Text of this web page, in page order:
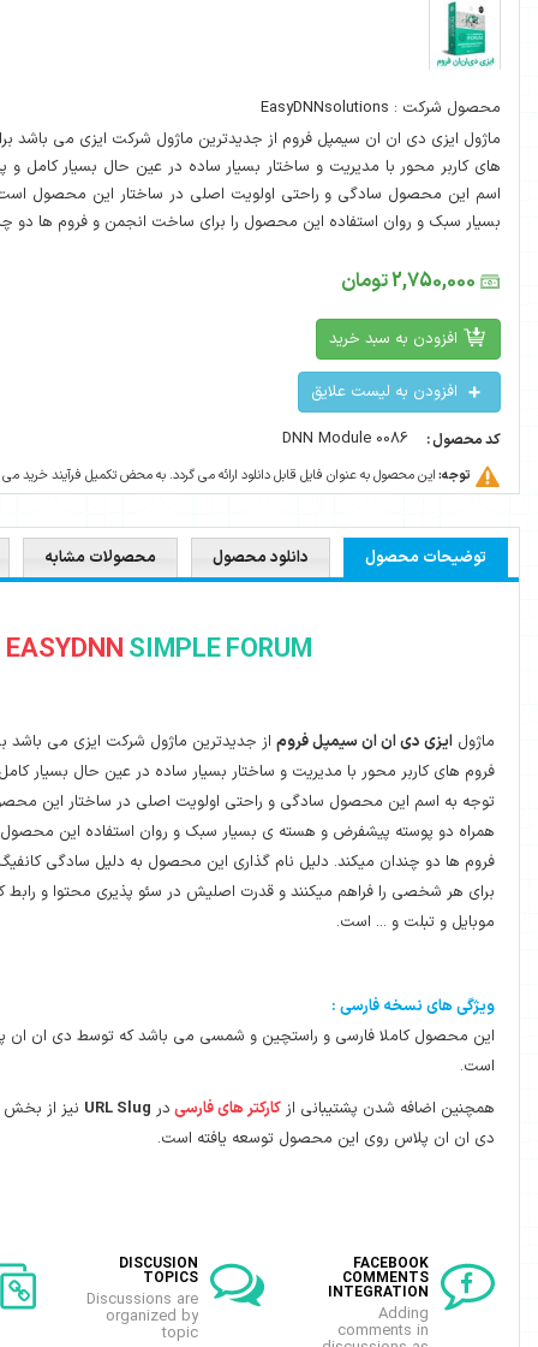
فروم از جدیدترین ماژول شرکت ایزی می باشد برای پیاده سازی انجمن و فروم
و ساختار بسیار ساده در عین حال بسیار کامل و پیشرفته می باشد. با توجه به
راحتی اولویت اصلی در ساختار این محصول است و ظاهری جذاب و هسته ی
این محصول را برای ساخت انجمن و فروم ها دو چندان میکند .
DNN
قابل دانلود ارائه می گردد. به محض تکمیل فرآیند خرید می توانید این محصول را دانلود کنید.
دانلود محصول محصولات مشابه نظر سنجی
EASYDNN
فروماز جدیدترین ماژول شرکت ایزی می باشد برای پیاده سازی انجمن و
و ساختار بسیار ساده در عین حال بسیار کامل و پیشرفته می باشد. با
و راحتی اولویت اصلی در ساختار این محصول است و ظاهری جذاب به
و هسته ی بسیار سبک و روان استفاده این محصول را برای ساخت انجمن و
فروم ها دو چندان میکند. دلیل نام گذاری این محصول به دلیل سادگی کانفیگ آن در کمتر از 10 دقیقه
و قدرت اصلیش در سئو پذیری محتوا و رابط کاربری جذاب و ساده در
و راستچین و شمسی می باشد که توسط دی ان ان پلاس بومی سازی شده
ازکارکتر های فارسیدرURL Slug نیز از بخش های مهمی است که توسط
توسعه یافته است.
DISCUSION
TOPICS
Discussions are
organized by
topic
RELATED TOPICS
Related topics are
displayed in topic
details